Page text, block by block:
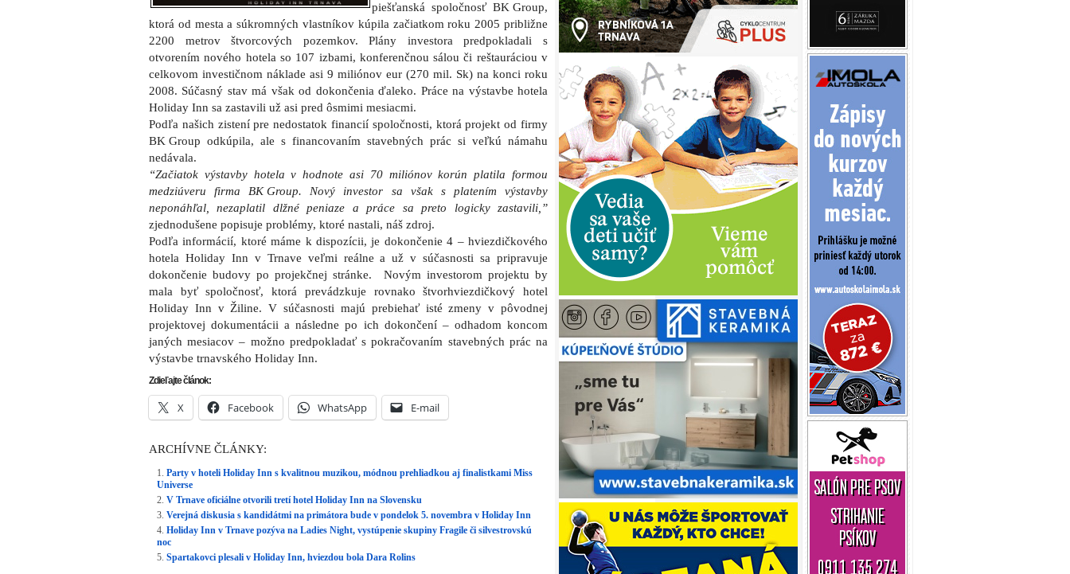
piešťanská spoločnosť BK Group,
ktorá od mesta a súkromných vlastníkov kúpila začiatkom roku 2005 približne
2200 metrov štvorcových pozemkov. Plány investora predpokladali s
otvorením nového hotela so 107 izbami, konferenčnou sálou či reštauráciou v
celkovom investičnom náklade asi 9 mi­liónov eur (270 mil. Sk) na konci roku
2008. Súčasný stav má však od dokončenia ďaleko. Práce na výstavbe hotela
Holiday Inn sa zastavili už asi pred ôsmimi mesiacmi.
Podľa našich zistení pre nedostatok financií spoločnosti, ktorá projekt od firmy
BK Group odkúpila, ale s financovaním stavebných prác si veľkú námahu
nedávala.
“Začiatok výstavby hotela v hodnote asi 70 miliónov korún platila formou
medzi­úveru firma BK Group. Nový investor sa však s platením výstavby
neponáhľal, nezaplatil dlžné peniaze a práce sa preto logicky zastavili,”
zjednodušene popisuje problémy, ktoré nastali, náš zdroj.
Podľa informácií, ktoré máme k dispozícii, je dokončenie 4 – hviez­dičkového
hotela Holiday Inn v Trnave veľmi reálne a už v súčasnosti sa pripravuje
dokončenie budovy po projekčnej stránke. Novým investorom projektu by
mala byť spoločnosť, ktorá prevádzkuje rovnako štvorhviezdič­kový hotel
Holiday Inn v Žiline. V súčasnosti majú prebiehať isté zmeny v pôvodnej
projektovej dokumentácii a následne po ich dokončení – odhadom koncom
janých mesiacov – možno predpo­kladať s pokračovaním stavebných prác na
výstavbe trnavského Holiday Inn.
Zdieľajte článok:
X Facebook WhatsApp E-mail
ARCHÍVNE ČLÁNKY:
Party v hoteli Holiday Inn s kvalitnou muzikou, módnou prehliadkou aj finalistkami Miss
Universe
V Trnave oficiálne otvorili tretí hotel Holiday Inn na Slovensku
Verejná diskusia s kandidátmi na primátora bude v pondelok 5. novembra v Holiday Inn
Holiday Inn v Trnave pozýva na Ladies Night, vystúpenie skupiny Fragile či silvestrovskú
noc
Spartakovci plesali v Holiday Inn, hviezdou bola Dara Rolins